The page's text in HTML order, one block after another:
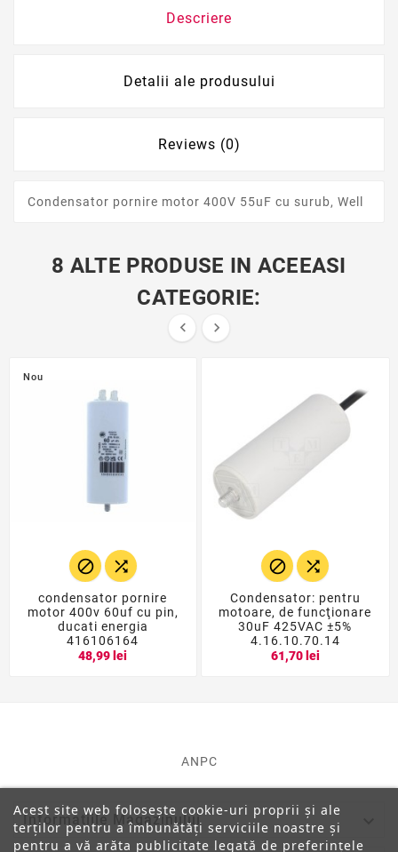
Descriere
Detalii ale produsului
Reviews (0)
Condensator pornire motor 400V 55uF cu surub, Well
8 ALTE PRODUSE IN ACEEASI
CATEGORIE:
 
Nou
 
condensator pornire
motor 400v 60uf cu pin,
ducati energia
416106164
48,99 lei
 
Condensator: pentru
motoare, de funcţionare
30uF 425VAC ±5%
4.16.10.70.14
61,70 lei
ANPC
Informatiile Magazinului
Acest site web folosește cookie-uri proprii și ale
terților pentru a îmbunătăți serviciile noastre și
pentru a vă arăta publicitate legată de preferințele